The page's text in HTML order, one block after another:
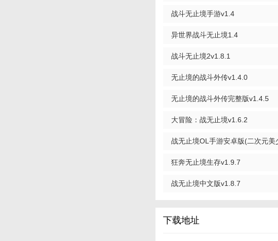
2. 灵活运用战术：在战斗中，要灵
3. 加入公会：加入公会可以获得更
《战斗无止境》以其深度的游戏玩
了刺激的战斗体验，还通过多样的
欢PvP对战的玩家还是喜欢PvE探
卓版战斗无止境手游v1.4
异世界战斗无止境1.4
战斗无止境2v1.8.1
无止境的战斗外传v1.4.0
无止境的战斗外传完整版v1.4.5
大冒险：战无止境v1.6.2
战无止境OL手游安卓版(二次元美
v1.5.24 免费九游版
狂奔无止境生存v1.9.7
战无止境中文版v1.8.7
下载地址